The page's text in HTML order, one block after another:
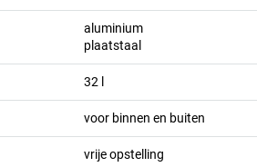
aluminium
plaatstaal
32
voor binnen en buiten
vrije opstelling